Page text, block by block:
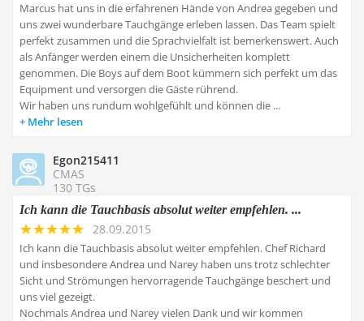
Marcus hat uns in die erfahrenen Hände von Andrea gegeben und
uns zwei wunderbare Tauchgänge erleben lassen. Das Team spielt
perfekt zusammen und die Sprachvielfalt ist bemerkenswert. Auch
als Anfänger werden einem die Unsicherheiten komplett
genommen. Die Boys auf dem Boot kümmern sich perfekt um das
Equipment und versorgen die Gäste rührend.
Wir haben uns rundum wohlgefühlt und können die ...
Mehr lesen
Egon215411
CMAS
130 TGs
Ich kann die Tauchbasis absolut weiter empfehlen. ...
28.09.2015
Ich kann die Tauchbasis absolut weiter empfehlen. Chef Richard
und insbesondere Andrea und Narey haben uns trotz schlechter
Sicht und Strömungen hervorragende Tauchgänge beschert und
uns viel gezeigt.
Nochmals Andrea und Narey vielen Dank und wir kommen